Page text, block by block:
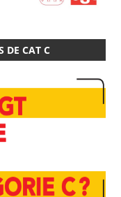
DE CAT C